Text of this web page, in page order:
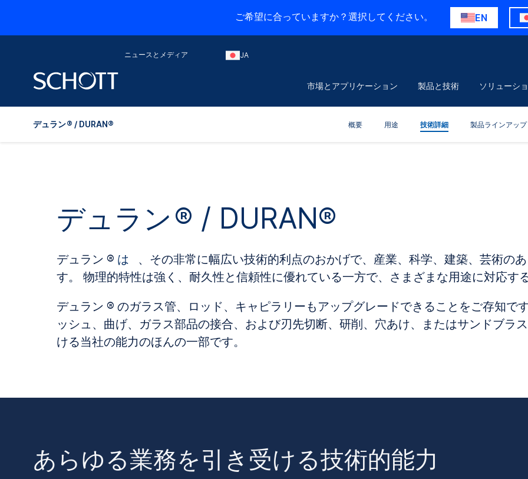
ご希望に合っていますか？選択してください。 EN
ニュースとメディア JA
市場とアプリケーション 製品と技術 ソリューシ
デュラン ® / DURAN® 概要 用途 技術詳細 製品ラインアップ
デュラン ® / DURAN®
デュラン ® は
、その非常に幅広い技術的利点のおかげで、産業、科学、建築、芸術の
す。 物理的特性は強く、耐久性と信頼性に優れている一方で、さまざまな用途に対応す
デュラン ® のガラス管、ロッド、キャピラリーもアップグレードできることをご存知で
ッシュ、曲げ、ガラス部品の接合、および刃先切断、研削、穴あけ、またはサンドブラ
ける当社の能力のほんの一部です。
あらゆる業務を引き受ける技術的能力